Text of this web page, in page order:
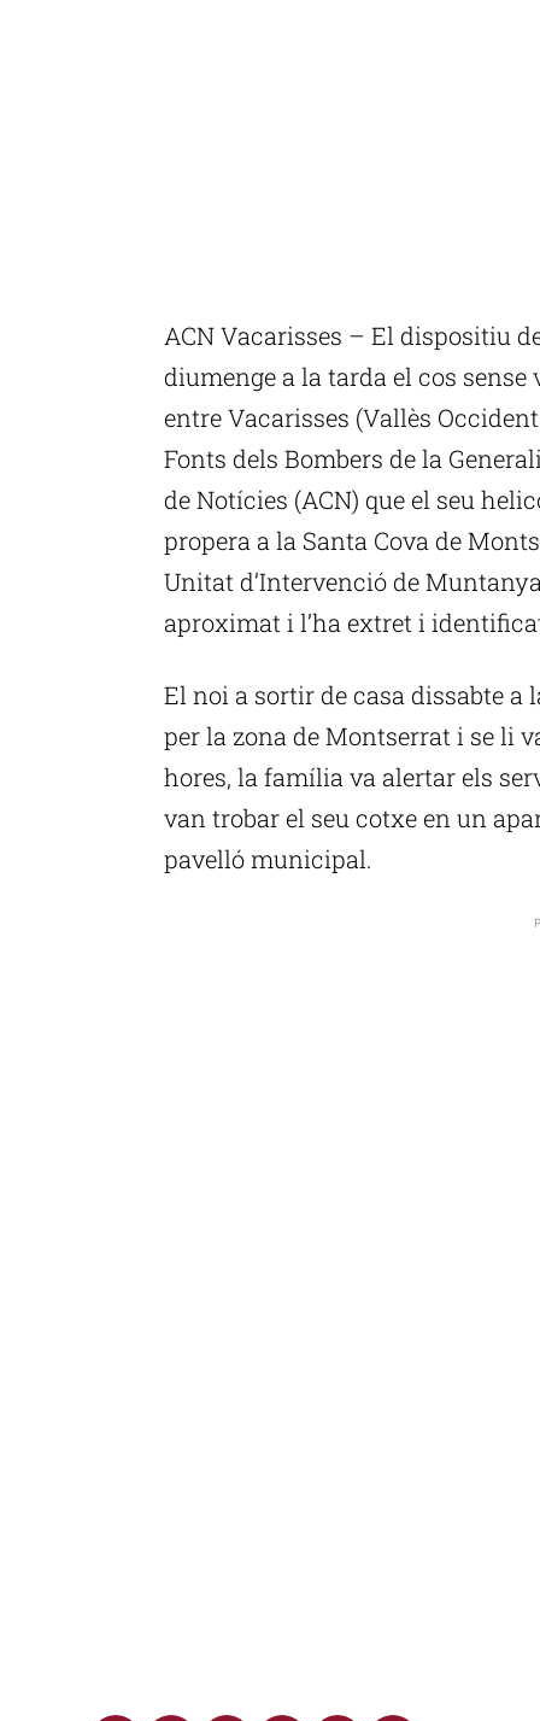
ACN Vacarisses – El dispositiu
diumenge a la tarda el cos sense
entre Vacarisses (Vallès
Fonts dels Bombers de la
de Notícies (ACN) que el seu
propera a la Santa Cova de
Unitat d’Intervenció de
aproximat i l’ha extret i
El noi a sortir de casa dissabte a
per la zona de Montserrat i se li
hores, la família va alertar els
van trobar el seu cotxe en un
pavelló municipal.